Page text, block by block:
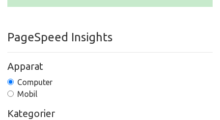
PageSpeed Insights
Apparat
Computer
Mobil
Kategorier